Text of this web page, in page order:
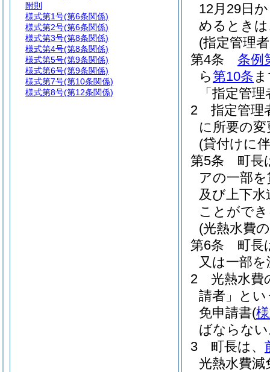
12月29日
めるとき
(指定管理
第4条
条例
ら第10条
「指定管
2
指定管理
に所要の
(貸付けに
第5条
町長
アの一部
及び上下
ことがで
(光熱水費
第6条
町長
又は一部
2
光熱水費
請者」とい
免申請書(
ばならな
3
町長は、
光熱水費減
附則
様式第1号(第6条関係)
様式第2号(第6条関係)
様式第3号(第8条関係)
様式第4号(第8条関係)
様式第5号(第9条関係)
様式第6号(第9条関係)
様式第7号(第10条関係)
様式第8号(第12条関係)